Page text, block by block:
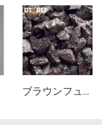
ブラウンフューズドアルミナ